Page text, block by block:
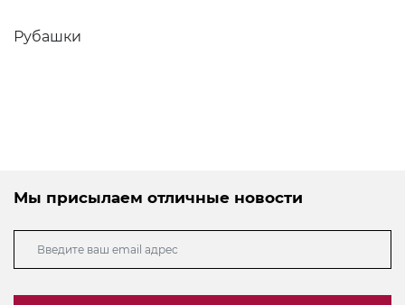
Рубашки
Мы присылаем отличные новости